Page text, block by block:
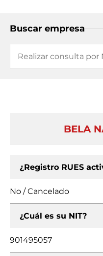
Buscar empresa
BELA
¿Registro RUES
No / Cancelado
¿Cuál es su NIT?
901495057